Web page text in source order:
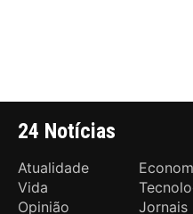
24 Notícias
Atualidade
Vida
Opinião
Jornais